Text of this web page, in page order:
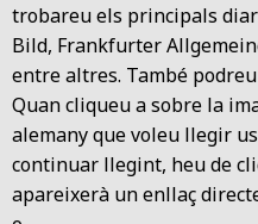
trobareu els principals
Bild, Frankfurter
entre altres. També
Quan cliqueu a sobre la
alemany que voleu llegir
continuar llegint, heu de
apareixerà un enllaç